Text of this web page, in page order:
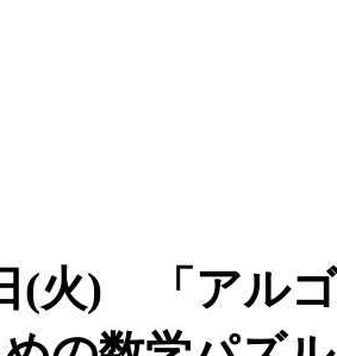
(火) 「アル